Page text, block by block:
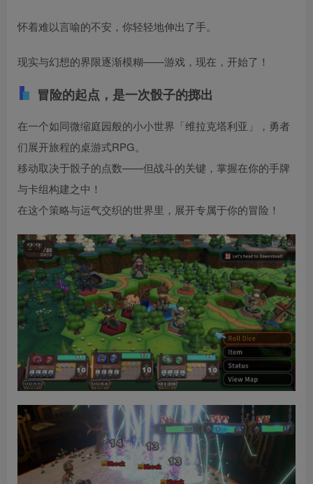
怀着难以言喻的不安，你轻轻地伸出了手。
现实与幻想的界限逐渐模糊——游戏，现在，开始了！
冒险的起点，是一次骰子的掷出
在一个如同微缩庭园般的小小世界「维拉克塔利亚」，勇者
们展开旅程的桌游式RPG。
移动取决于骰子的点数——但战斗的关键，掌握在你的手牌
与卡组构建之中！
在这个策略与运气交织的世界里，展开专属于你的冒险！